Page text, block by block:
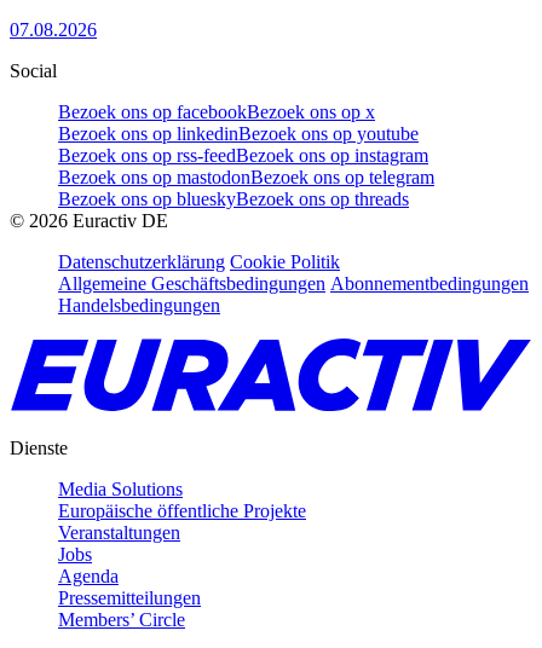
07.08.2026
Social
Bezoek ons op facebookBezoek ons op x
Bezoek ons op linkedinBezoek ons op youtube
Bezoek ons op rss-feedBezoek ons op instagram
Bezoek ons op mastodonBezoek ons op telegram
Bezoek ons op blueskyBezoek ons op threads
© 2026 Euractiv DE
Datenschutzerklärung Cookie Politik
Allgemeine Geschäftsbedingungen Abonnementbedingungen
Handelsbedingungen
Dienste
Media Solutions
Europäische öffentliche Projekte
Veranstaltungen
Jobs
Agenda
Pressemitteilungen
Members’ Circle